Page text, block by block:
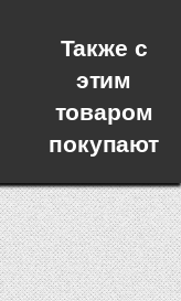
Также с
этим
товаром
покупают